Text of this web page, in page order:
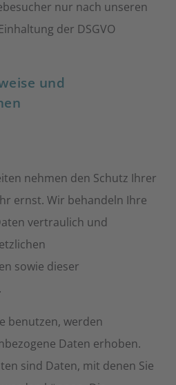
nur nach unseren
der DSGVO
und
nehmen den Schutz Ihrer
ernst. Wir behandeln Ihre
vertraulich und
sowie dieser
benutzen, werden
Daten erhoben.
sind Daten, mit denen Sie